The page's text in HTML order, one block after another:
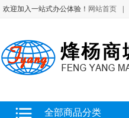
欢迎加入一站式办公体验！ 网站首页
全部商品分类